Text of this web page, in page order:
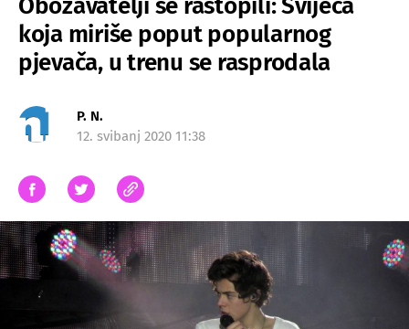
Obožavatelji se rastopili: Svijeća
koja miriše poput popularnog
pjevača, u trenu se rasprodala
P. N.
12. svibanj 2020 11:38